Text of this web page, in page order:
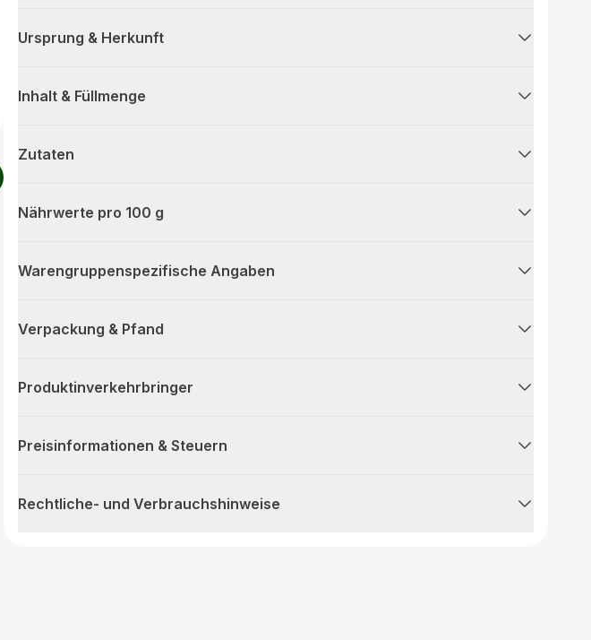
Ursprung & Herkunft
Inhalt & Füllmenge
Zutaten
Nährwerte pro 100 g
Warengruppenspezifische Angaben
Verpackung & Pfand
Produktinverkehrbringer
Preisinformationen & Steuern
Rechtliche- und Verbrauchshinweise